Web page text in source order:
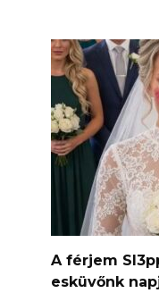
A férjem
esküvőnk